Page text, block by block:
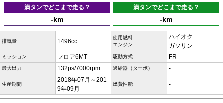
満タンでどこまで走る？
-km
満タンでどこまで走る？
-km
排気量 1496cc
使用燃料
エンジン
ハイオク
ガソリン
ミッション フロア6MT 駆動方式 FR
最大出力 132ps/7000rpm 過給器（ターボ） -
生産期間
2018年07月～201
9年09月
燃費性能 -